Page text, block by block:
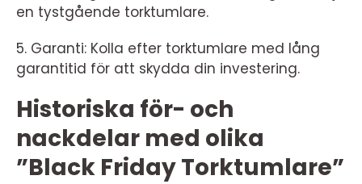
en tystgående torktumlare.
5. Garanti: Kolla efter torktumlare med lång
garantitid för att skydda din investering.
Historiska för- och
nackdelar med olika
”Black Friday Torktumlare”